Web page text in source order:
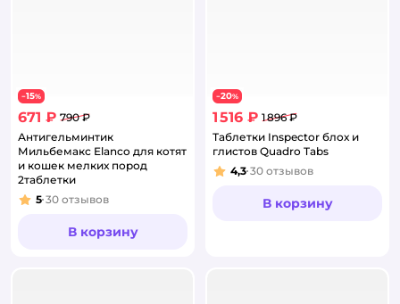
−15%
671 ₽ 790 ₽
Антигельминтик
Мильбемакс Elanco для котят
и кошек мелких пород
2таблетки
Рейтинг:
5 30 отзывов
В корзину
−20%
1 516 ₽ 1 896 ₽
Таблетки Inspector блох и
глистов Quadro Tabs
Рейтинг:
4,3 30 отзывов
В корзину